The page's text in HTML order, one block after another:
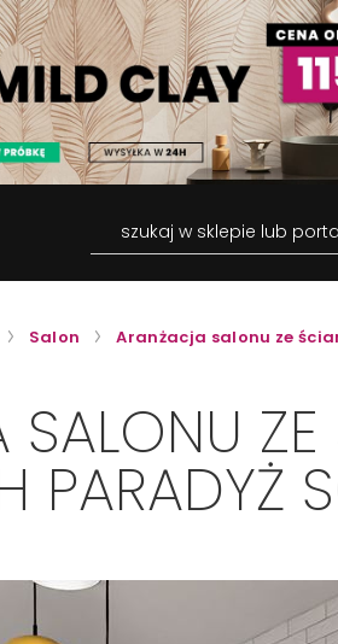
szukaj w sklepie lub
Salon Aranżacja salonu ze
SALONU
PARADYŻ